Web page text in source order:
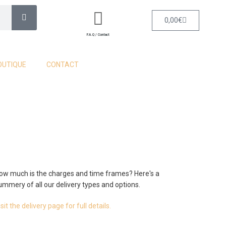
F.A.Q / Contact
0,00€
CONTACT
much is the charges and time frames? Here's a
of all our delivery types and options.
the delivery page for full details.